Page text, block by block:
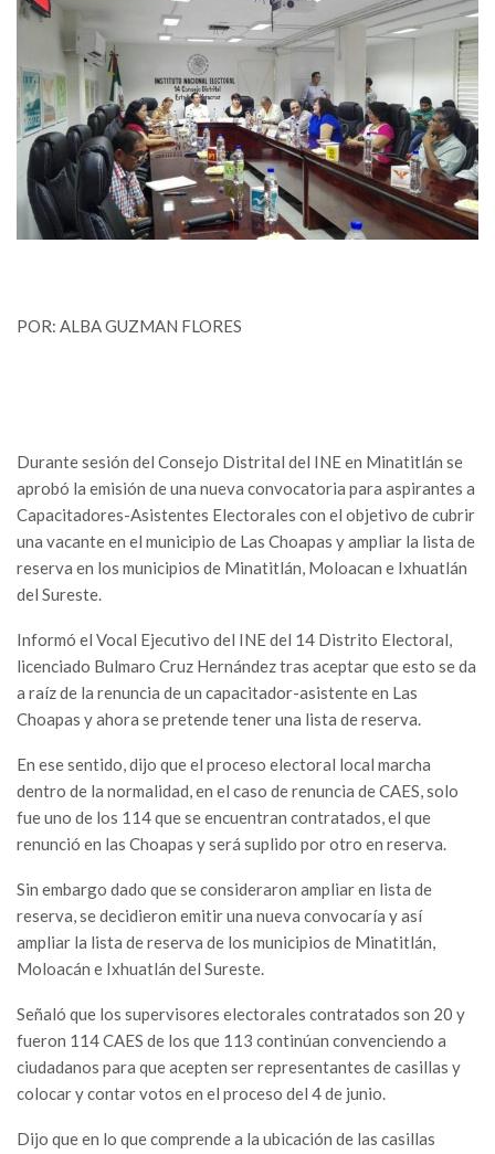
POR: ALBA GUZMAN FLORES
Durante sesión del Consejo Distrital del INE en Minatitlán se
aprobó la emisión de una nueva convocatoria para aspirantes a
Capacitadores-Asistentes Electorales con el objetivo de cubrir
una vacante en el municipio de Las Choapas y ampliar la lista de
reserva en los municipios de Minatitlán, Moloacan e Ixhuatlán
del Sureste.
Informó el Vocal Ejecutivo del INE del 14 Distrito Electoral,
licenciado Bulmaro Cruz Hernández tras aceptar que esto se da
a raíz de la renuncia de un capacitador-asistente en Las
Choapas y ahora se pretende tener una lista de reserva.
En ese sentido, dijo que el proceso electoral local marcha
dentro de la normalidad, en el caso de renuncia de CAES, solo
fue uno de los 114 que se encuentran contratados, el que
renunció en las Choapas y será suplido por otro en reserva.
Sin embargo dado que se consideraron ampliar en lista de
reserva, se decidieron emitir una nueva convocaría y así
ampliar la lista de reserva de los municipios de Minatitlán,
Moloacán e Ixhuatlán del Sureste.
Señaló que los supervisores electorales contratados son 20 y
fueron 114 CAES de los que 113 continúan convenciendo a
ciudadanos para que acepten ser representantes de casillas y
colocar y contar votos en el proceso del 4 de junio.
Dijo que en lo que comprende a la ubicación de las casillas